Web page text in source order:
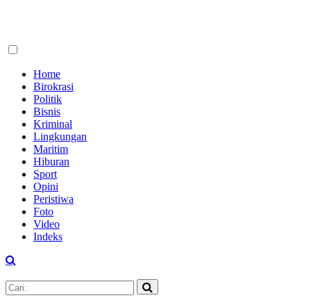
Home
Birokrasi
Politik
Bisnis
Kriminal
Lingkungan
Maritim
Hiburan
Sport
Opini
Peristiwa
Foto
Video
Indeks